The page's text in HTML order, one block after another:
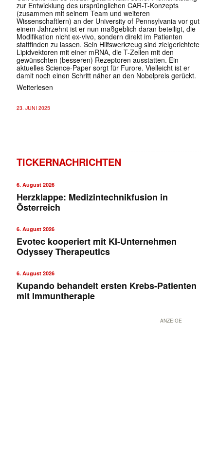
zur Entwicklung des ursprünglichen CAR-T-Konzepts
(zusammen mit seinem Team und weiteren
Wissenschaftlern) an der University of Pennsylvania vor gut
einem Jahrzehnt ist er nun maßgeblich daran beteiligt, die
Modifikation nicht ex-vivo, sondern direkt im Patienten
stattfinden zu lassen. Sein Hilfswerkzeug sind zielgerichtete
Lipidvektoren mit einer mRNA, die T-Zellen mit den
gewünschten (besseren) Rezeptoren ausstatten. Ein
aktuelles Science-Paper sorgt für Furore. Vielleicht ist er
damit noch einen Schritt näher an den Nobelpreis gerückt.
Weiterlesen
23. JUNI 2025
TICKERNACHRICHTEN
6. August 2026
Herzklappe: Medizintechnikfusion in
Österreich
6. August 2026
Evotec kooperiert mit KI-Unternehmen
Odyssey Therapeutics
6. August 2026
Kupando behandelt ersten Krebs-Patienten
mit Immuntherapie
ANZEIGE